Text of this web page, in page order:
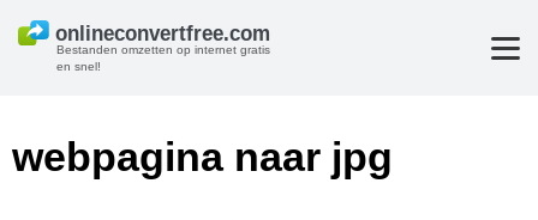
Bestanden omzetten op internet gratis
en snel!
webpagina naar jpg